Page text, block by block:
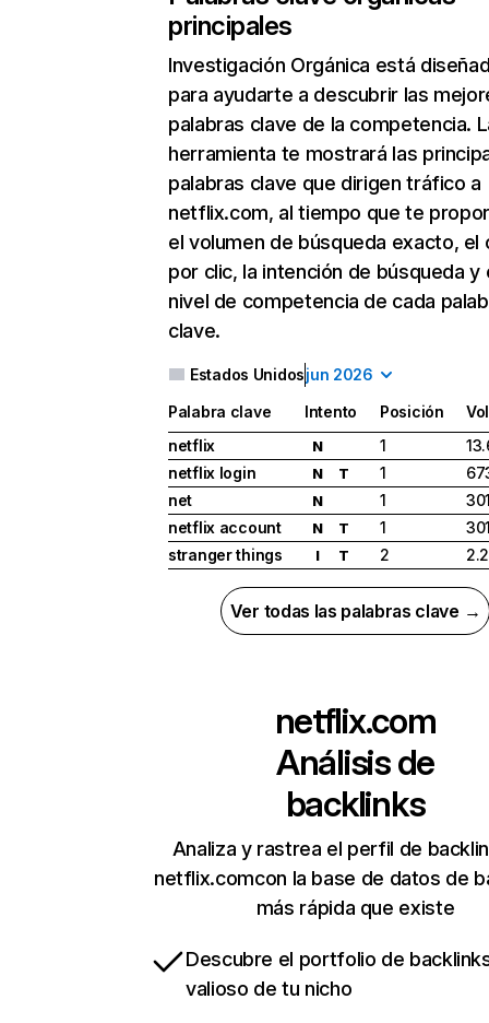
principales
Investigación Orgánica está
para ayudarte a descubrir las
palabras clave de la competencia.
herramienta te mostrará las
palabras clave que dirigen tráfico a
netflix.com, al tiempo que te
el volumen de búsqueda exacto, el
por clic, la intención de búsqueda y
nivel de competencia de cada
clave.
Estados Unidosjun 2026
Palabra clave Intento Posición
netflix
N 1
netflix login
N T 1
net
N 1
netflix account
N T 1
stranger things
I T 2
Ver todas las palabras clave →
netflix.com
Análisis de
backlinks
Analiza y rastrea el perfil de
netflix.comcon la base de datos de
más rápida que existe
Descubre el portfolio de
valioso de tu nicho